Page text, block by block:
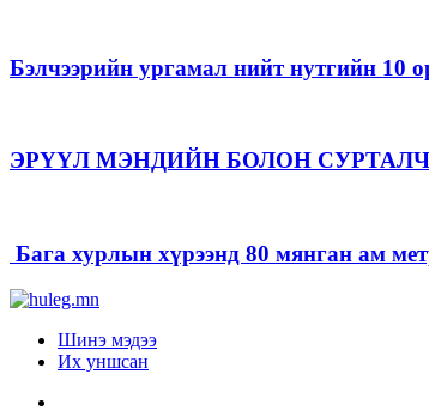
Бэлчээрийн ургамал нийт нутгийн 10
ЭРҮҮЛ МЭНДИЙН БОЛОН
Бага хурлын хүрээнд 80 мянган ам
Шинэ мэдээ
Их уншсан